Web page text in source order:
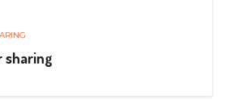
sharing